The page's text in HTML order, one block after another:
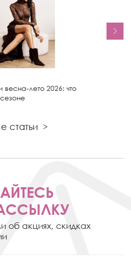
лето 2026: что
статьи >
об акциях, скидках